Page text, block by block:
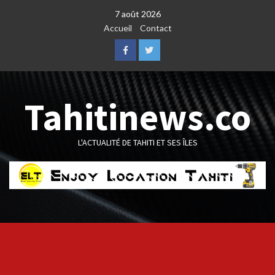
7 août 2026
Accueil
Contact
FacebookTwitter
Tahitinews.co
L'ACTUALITÉ DE TAHITI ET SES ÎLES